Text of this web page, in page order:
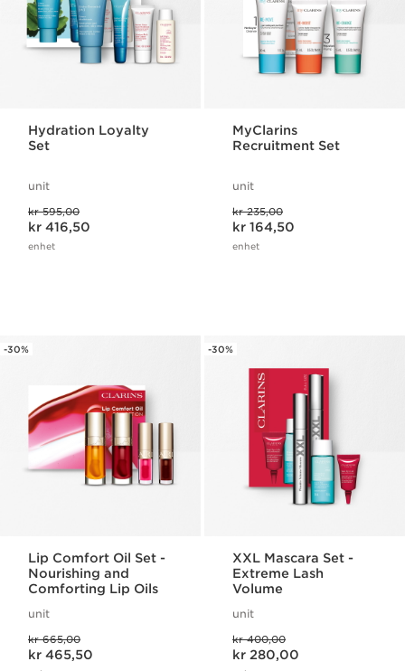
Hydration Loyalty
Set
unit
Tidligere pris kr 595,00
kr 595,00
Nåværende pris kr 416,50
kr 416,50
enhet
MyClarins
Recruitment Set
unit
Tidligere pris kr 235,00
kr 235,00
Nåværende pris kr 164,50
kr 164,50
enhet
-30%
Lip Comfort Oil Set -
Nourishing and
Comforting Lip Oils
unit
Tidligere pris kr 665,00
kr 665,00
Nåværende pris kr 465,50
kr 465,50
-30%
XXL Mascara Set -
Extreme Lash
Volume
unit
Tidligere pris kr 400,00
kr 400,00
Nåværende pris kr 280,00
kr 280,00